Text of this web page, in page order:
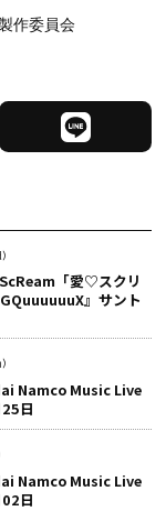
作委員会
ア
「愛♡スクリ
』サント
Namco Music Live
日
Namco Music Live
日